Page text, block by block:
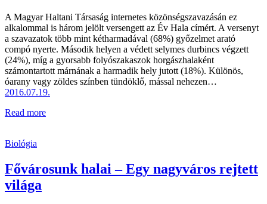
A Magyar Haltani Társaság internetes közönségszavazásán ez
alkalommal is három jelölt versengett az Év Hala címért. A versenyt
a szavazatok több mint kétharmadával (68%) győzelmet arató
compó nyerte. Második helyen a védett selymes durbincs végzett
(24%), míg a gyorsabb folyószakaszok horgászhalaként
számontartott márnának a harmadik hely jutott (18%). Különös,
óarany vagy zöldes színben tündöklő, mással nehezen…
2016.07.19.
Read more
Biológia
Fővárosunk halai – Egy nagyváros rejtett
világa